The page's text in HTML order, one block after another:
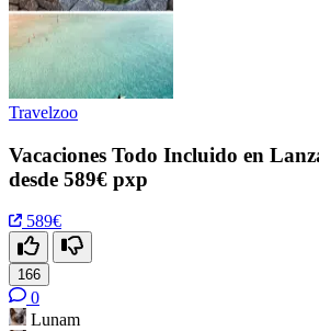
Travelzoo
Vacaciones Todo Incluido en
desde 589€ pxp
589€
166
0
Lunam